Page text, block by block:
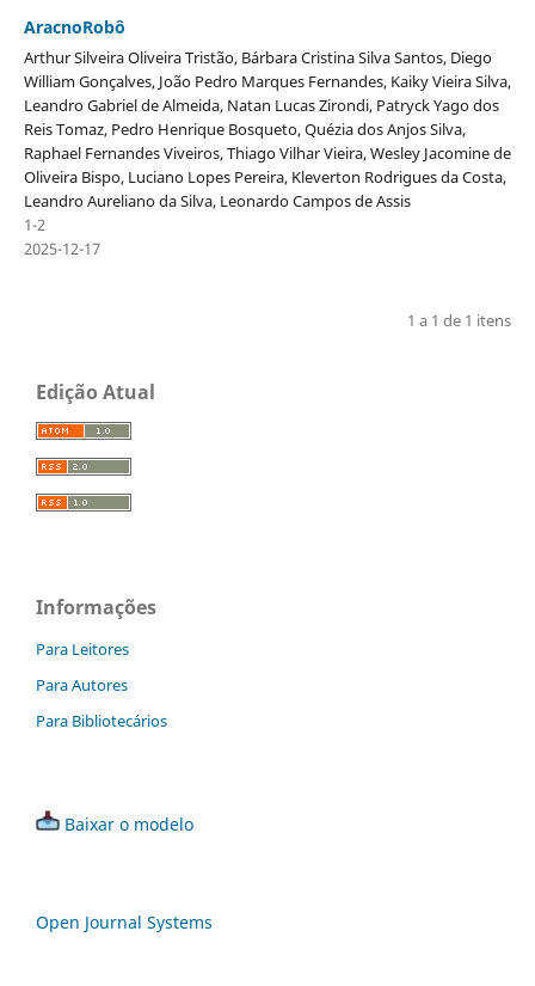
AracnoRobô
Arthur Silveira Oliveira Tristão, Bárbara Cristina Silva Santos, Diego
William Gonçalves, João Pedro Marques Fernandes, Kaiky Vieira Silva,
Leandro Gabriel de Almeida, Natan Lucas Zirondi, Patryck Yago dos
Reis Tomaz, Pedro Henrique Bosqueto, Quézia dos Anjos Silva,
Raphael Fernandes Viveiros, Thiago Vilhar Vieira, Wesley Jacomine de
Oliveira Bispo, Luciano Lopes Pereira, Kleverton Rodrigues da Costa,
Leandro Aureliano da Silva, Leonardo Campos de Assis
1-2
2025-12-17
1 a 1 de 1 itens
Edição Atual
Informações
Para Leitores
Para Autores
Para Bibliotecários
Baixar o modelo
Open Journal Systems